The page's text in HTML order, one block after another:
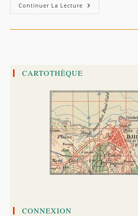
Continuer La Lecture Expédition
Du
CARTOTHÈQUE
CONNEXION